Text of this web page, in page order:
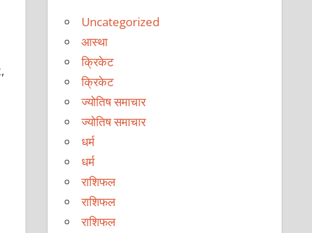
Uncategorized
आस्था
क्रिकेट
क्रिकेट
ज्योतिष समाचार
ज्योतिष समाचार
धर्म
धर्म
राशिफल
राशिफल
राशिफल